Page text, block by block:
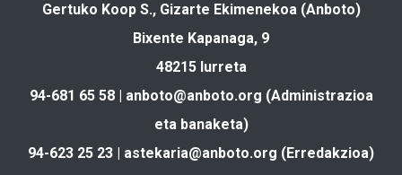
Gertuko Koop S., Gizarte Ekimenekoa (Anboto)
Bixente Kapanaga, 9
48215 Iurreta
94-681 65 58 | anboto@anboto.org (Administrazioa
eta banaketa)
94-623 25 23 | astekaria@anboto.org (Erredakzioa)